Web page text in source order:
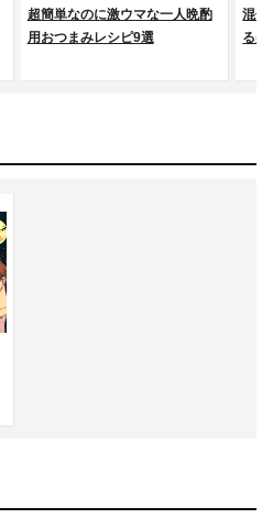
超簡単なのに激ウマな一人晩酌
用おつまみレシピ9選
混ぜ
る美